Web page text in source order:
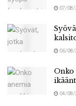
07/08/
06/08/
Onko
04/08/